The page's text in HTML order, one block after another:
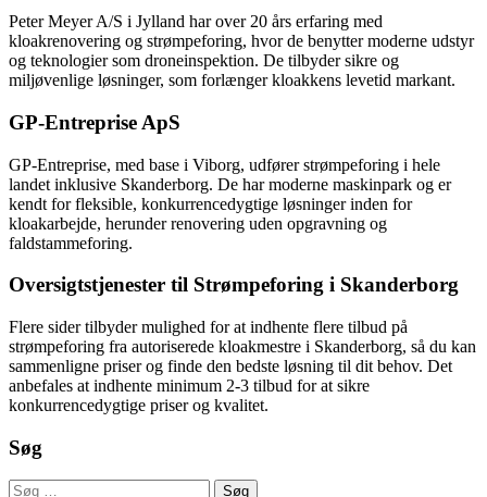
Peter Meyer A/S i Jylland har over 20 års erfaring med
kloakrenovering og strømpeforing, hvor de benytter moderne udstyr
og teknologier som droneinspektion. De tilbyder sikre og
miljøvenlige løsninger, som forlænger kloakkens levetid markant.
GP-Entreprise ApS
GP-Entreprise, med base i Viborg, udfører strømpeforing i hele
landet inklusive Skanderborg. De har moderne maskinpark og er
kendt for fleksible, konkurrencedygtige løsninger inden for
kloakarbejde, herunder renovering uden opgravning og
faldstammeforing.
Oversigtstjenester til Strømpeforing i Skanderborg
Flere sider tilbyder mulighed for at indhente flere tilbud på
strømpeforing fra autoriserede kloakmestre i Skanderborg, så du kan
sammenligne priser og finde den bedste løsning til dit behov. Det
anbefales at indhente minimum 2-3 tilbud for at sikre
konkurrencedygtige priser og kvalitet.
Søg
Søg